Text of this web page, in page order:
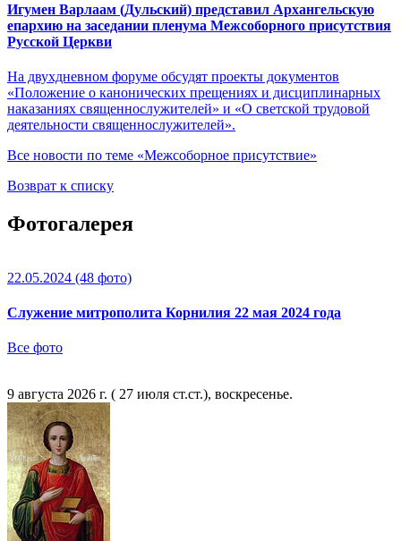
Игумен Варлаам (Дульский) представил Архангельскую
епархию на заседании пленума Межсоборного присутствия
Русской Церкви
На двухдневном форуме обсудят проекты документов
«Положение о канонических прещениях и дисциплинарных
наказаниях священнослужителей» и «О светской трудовой
деятельности священнослужителей».
Все новости по теме «Межсоборное присутствие»
Возврат к списку
Фотогалерея
22.05.2024 (48 фото)
Служение митрополита Корнилия 22 мая 2024 года
Все фото
9 августа 2026 г. ( 27 июля ст.ст.), воскресенье.